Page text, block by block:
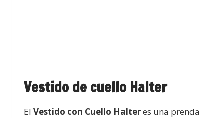
Vestido de cuello Halter
El Vestido con Cuello Halteres una prenda